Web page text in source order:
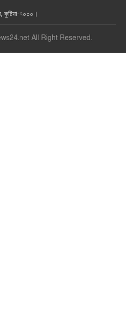
কুষ্টিয়া-৭০০০।
All Right Reserved.